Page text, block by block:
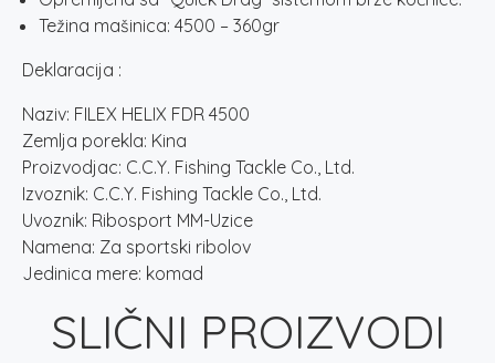
Težina mašinica: 4500 – 360gr
Deklaracija :
Naziv: FILEX HELIX FDR 4500
Zemlja porekla: Kina
Proizvodjac: C.C.Y. Fishing Tackle Co., Ltd.
Izvoznik: C.C.Y. Fishing Tackle Co., Ltd.
Uvoznik: Ribosport MM-Uzice
Namena: Za sportski ribolov
Jedinica mere: komad
SLIČNI PROIZVODI